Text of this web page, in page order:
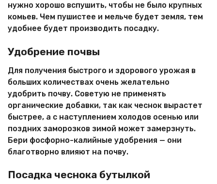
нужно хорошо вспушить, чтобы не было крупных
комьев. Чем пушистее и мельче будет земля, тем
удобнее будет производить посадку.
Удобрение почвы
Для получения быстрого и здорового урожая в
больших количествах очень желательно
удобрить почву. Советую не применять
органические добавки, так как чеснок вырастет
быстрее, а с наступлением холодов осенью или
поздних заморозков зимой может замерзнуть.
Бери фосфорно-калийные удобрения — они
благотворно влияют на почву.
Посадка чеснока бутылкой